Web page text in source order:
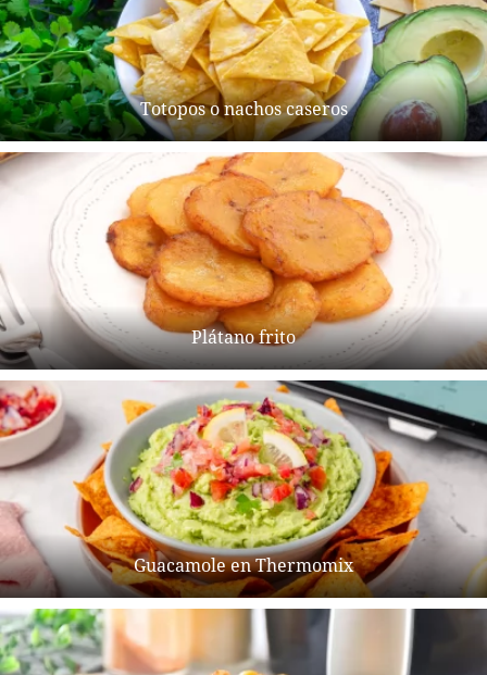
Totopos o nachos caseros
Plátano frito
Guacamole en Thermomix